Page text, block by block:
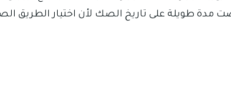
مدة طويلة على تاريخ الصك لأن اختيار الطريق